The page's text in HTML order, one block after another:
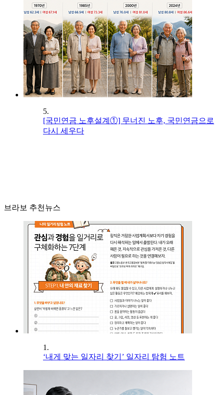
5.
[국민연금 노후설계①] 무너진 노후, 국민연금으로
다시 세우다
브라보 추천뉴스
1.
‘내게 맞는 일자리 찾기’ 일자리 탐험 노트